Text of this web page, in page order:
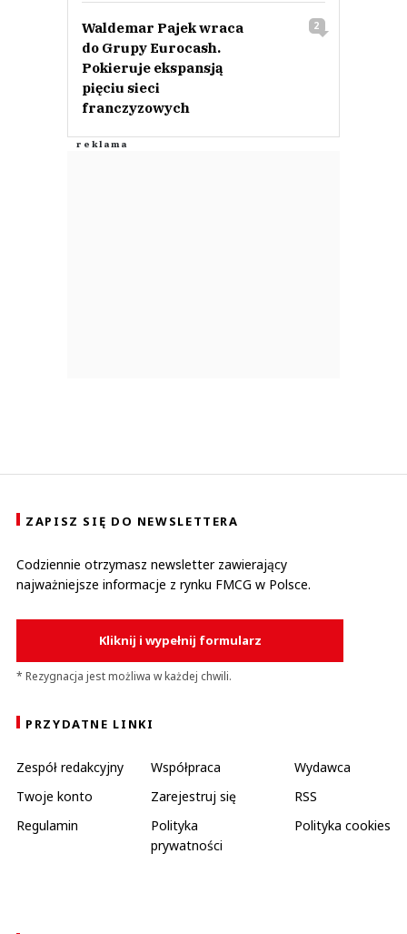
Waldemar Pajek wraca
do Grupy Eurocash.
Pokieruje ekspansją
pięciu sieci
franczyzowych
2
ZAPISZ SIĘ DO NEWSLETTERA
Codziennie otrzymasz newsletter zawierający
najważniejsze informacje z rynku FMCG w Polsce.
Kliknij i wypełnij formularz
* Rezygnacja jest możliwa w każdej chwili.
PRZYDATNE LINKI
Zespół redakcyjny Współpraca
Wydawca
Twoje konto
Zarejestruj się
RSS
Regulamin
Polityka
prywatności
Polityka cookies